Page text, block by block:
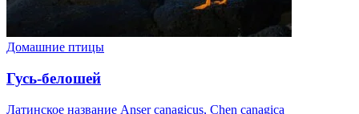
Домашние птицы
Гусь-белошей
Латинское название Anser canagicus, Chen canagica